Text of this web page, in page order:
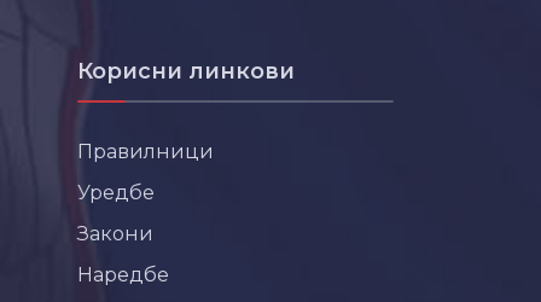
Корисни линкови
Правилници
Уредбе
Закони
Наредбе